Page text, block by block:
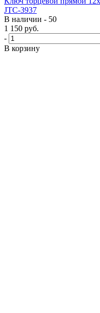
JTC-3937
В наличии - 50
1 150 руб.
-
В корзину